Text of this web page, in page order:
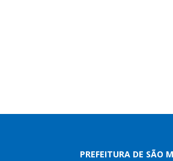
PREFEITURA DE SÃO